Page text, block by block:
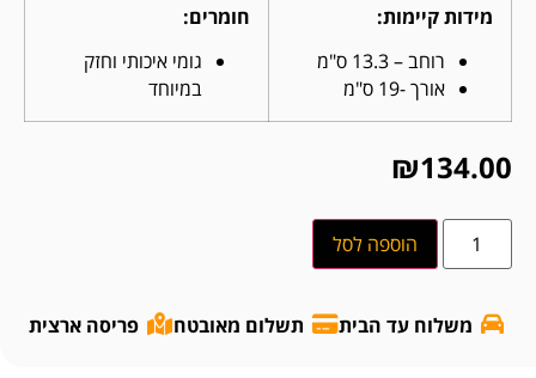
מידות קיימות:
רוחב – 13.3 ס"מ
אורך -19 ס"מ
חומרים:
גומי איכותי וחזק
במיוחד
₪134.00
הוספה לסל
משלוח עד הבית תשלום מאובטח פריסה ארצית